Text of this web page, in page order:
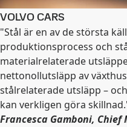
VOLVO CARS
"Stål är en av de största
produktionsprocess och
materialrelaterade
nettonollutsläpp av
stålrelaterade utsläpp –
kan verkligen göra
Francesca Gamboni,